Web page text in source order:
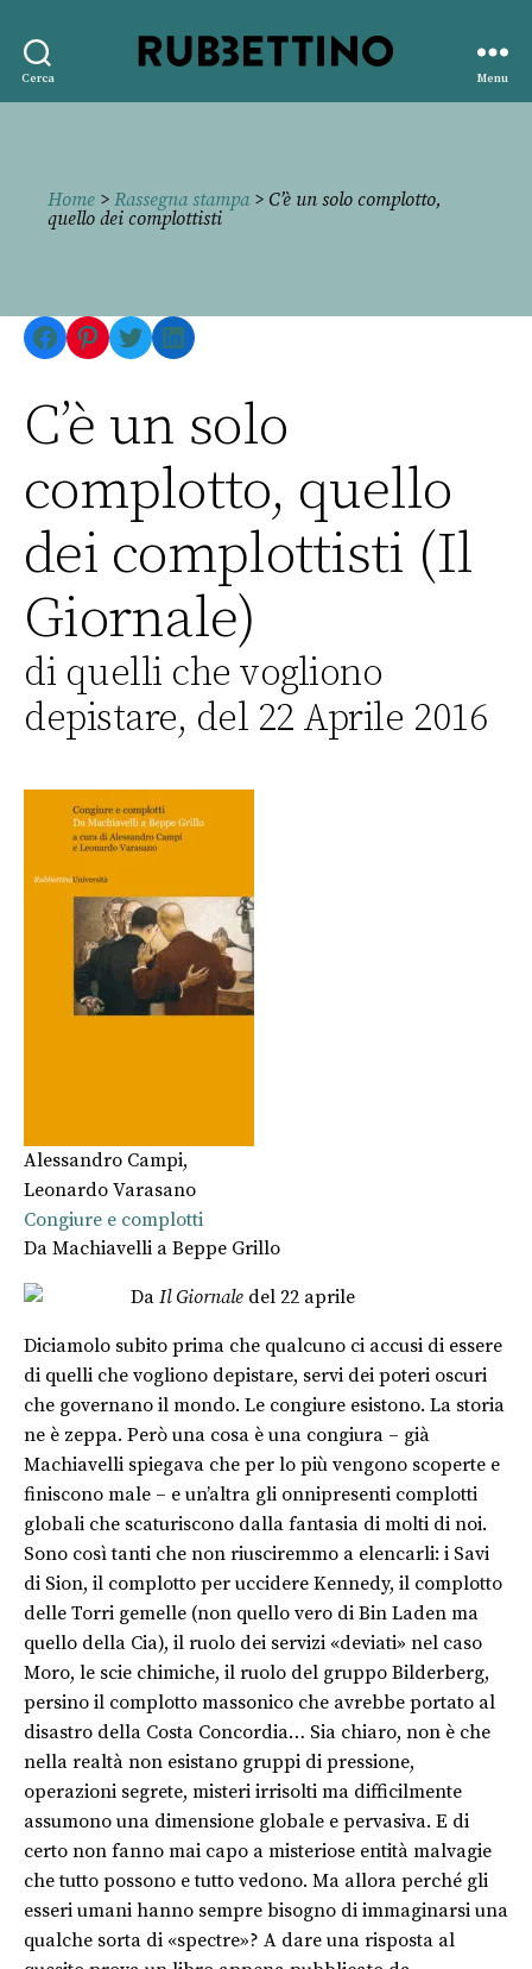
Cerca
editore
Menu
Home > Rassegna stampa> C’è un solo complotto,
quello dei complottisti
Facebook
Pinterest
TwitterLinkedIn
C’è un solo
complotto, quello
dei complottisti (Il
Giornale)
di quelli che vogliono
depistare, del 22 Aprile 2016
Alessandro Campi,
Leonardo Varasano
Congiure e complotti
Da Machiavelli a Beppe Grillo
Da Il Giornale del 22 aprile
Diciamolo subito prima che qualcuno ci accusi di essere
di quelli che vogliono depistare, servi dei poteri oscuri
che governano il mondo. Le congiure esistono. La storia
ne è zeppa. Però una cosa è una congiura – già
Machiavelli spiegava che per lo più vengono scoperte e
finiscono male – e un’altra gli onnipresenti complotti
globali che scaturiscono dalla fantasia di molti di noi.
Sono così tanti che non riusciremmo a elencarli: i Savi
di Sion, il complotto per uccidere Kennedy, il complotto
delle Torri gemelle (non quello vero di Bin Laden ma
quello della Cia), il ruolo dei servizi «deviati» nel caso
Moro, le scie chimiche, il ruolo del gruppo Bilderberg,
persino il complotto massonico che avrebbe portato al
disastro della Costa Concordia… Sia chiaro, non è che
nella realtà non esistano gruppi di pressione,
operazioni segrete, misteri irrisolti ma difficilmente
assumono una dimensione globale e pervasiva. E di
certo non fanno mai capo a misteriose entità malvagie
che tutto possono e tutto vedono. Ma allora perché gli
esseri umani hanno sempre bisogno di immaginarsi una
qualche sorta di «spectre»? A dare una risposta al